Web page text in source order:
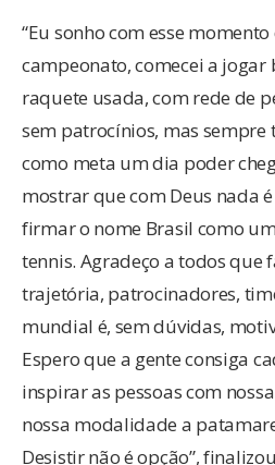
“Eu sonho com esse
campeonato, comecei a jogar
raquete usada, com rede de
sem patrocínios, mas
como meta um dia poder
mostrar que com Deus nada
firmar o nome Brasil como
tennis. Agradeço a todos que
trajetória, patrocinadores,
mundial é, sem dúvidas,
Espero que a gente consiga
inspirar as pessoas com
nossa modalidade a
Desistir não é opção”,